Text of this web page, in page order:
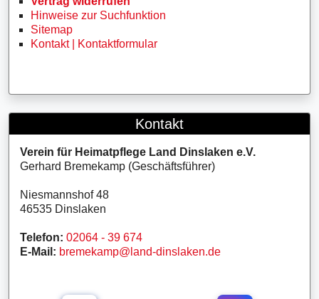
Hinweise zur Suchfunktion
Sitemap
Kontakt | Kontaktformular
Kontakt
Verein für Heimatpflege Land Dinslaken e.V.
Gerhard Bremekamp (Geschäftsführer)
Niesmannshof 48
46535 Dinslaken
Telefon: 02064 - 39 674
E-Mail: bremekamp@land-dinslaken.de